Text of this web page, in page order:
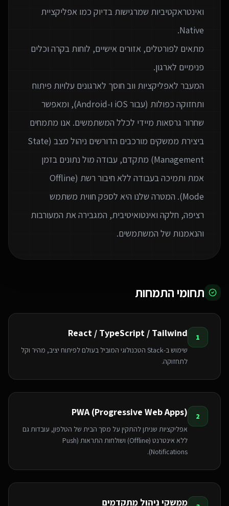
ואינטראקטיביות שמרגישות בדיוק כמו אפליקציית
מתאים לפורטלים, אזורים אישיים, לוחות בקרה וכלים
המעבר לאפליקציות ווב חוסך לארגונים עלויות פיתוח
ותחזוקה כפולות (עבור iOS ו-Android), ומאפשר
שחרור גרסאות מיידי לכלל המשתמשים. אנו מתמחים
ביצירת ממשקים מורכבים הדורשים ניהול מצב (State
Management) מתקדם, עבודה מול נתונים בזמן
אמת ותמיכה בעבודה ללא חיבור רשת (Offline
Mode). המטרה שלנו היא לספק חווית משתמש
רציפה, חלקה ואינטואיטיבית, המגבירה את המעורבות
והנאמנות של המשתמשים.
תחומי התמחות
1
React / TypeScript / Tailwind
שימוש ב-Stack הטכנולוגי המוביל בעולם לפיתוח יציב, מהיר וקל
לתחזוקה.
2
PWA (Progressive Web Apps)
אפליקציות שניתן להתקין על מסך הבית של הטלפון, עובדות גם
ללא אינטרנט (Offline) ושולחות התראות (Push
Notifications).
ממשקי ניהול מתקדמים